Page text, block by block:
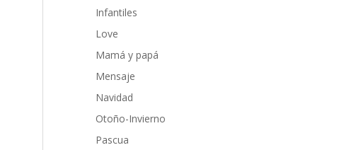
Infantiles
Love
Mamá y papá
Mensaje
Navidad
Otoño-Invierno
Pascua